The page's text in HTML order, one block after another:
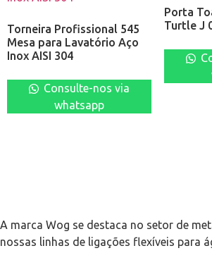
Torneira Profissional 545
Mesa para Lavatório Aço
Inox AISI 304
Consulte-nos via
whatsapp
Porta
Turtle J
A marca Wog se destaca no setor de
nossas linhas de ligações flexíveis para